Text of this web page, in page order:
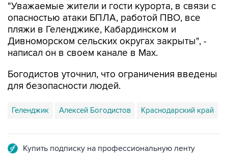
"Уважаемые жители и гости курорта, в связи с
опасностью атаки БПЛА, работой ПВО, все
пляжи в Геленджике, Кабардинском и
Дивноморском сельских округах закрыты", -
написал он в своем канале в Max.
Богодистов уточнил, что ограничения введены
для безопасности людей.
Геленджик Алексей Богодистов Краснодарский край
Купить подписку на профессиональную ленту